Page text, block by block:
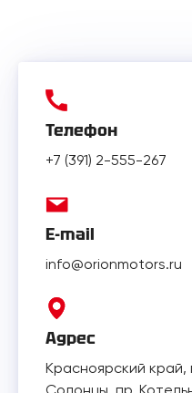
Телефон
+7 (391) 2-555-267
E-mail
info@orionmotors.ru
Адрес
Красноярский край,
Солонцы, пр.